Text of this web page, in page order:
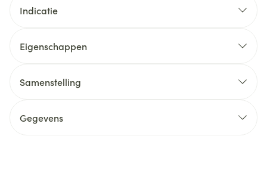
Indicatie
Eigenschappen
Samenstelling
Gegevens